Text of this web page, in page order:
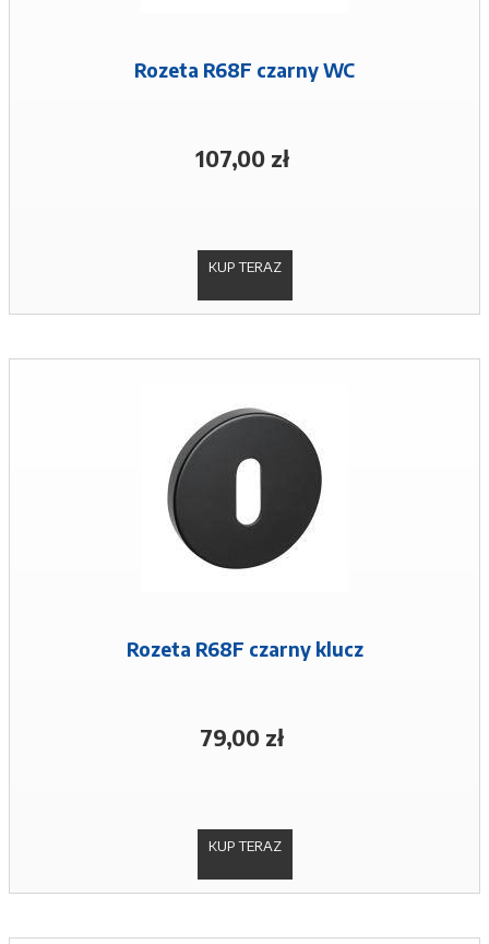
Rozeta R68F czarny WC
107,00 zł
KUP TERAZ
Rozeta R68F czarny klucz
79,00 zł
KUP TERAZ